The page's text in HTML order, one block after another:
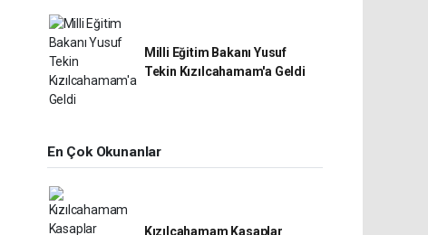
Milli Eğitim Bakanı Yusuf
Tekin Kızılcahamam'a Geldi
En Çok Okunanlar
Kızılcahamam Kasaplar